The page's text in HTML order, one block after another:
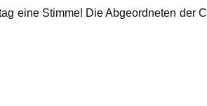
eine Stimme! Die Abgeordneten der